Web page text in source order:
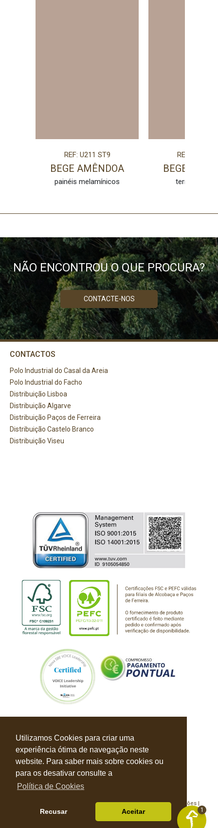
Utilizamos Cookies para criar uma
experiência ótima de navegação neste
website. Para saber mais sobre cookies ou
para os desativar consulte a
Política de Cookies
Recusar Aceitar
REF: U211 ST9
BEGE AMÊNDOA
painéis melamínicos
REF: U211
BEGE
NÃO ENCONTROU O QUE PROCURA?
CONTACTE-NOS
CONTACTOS
Polo Industrial do Casal da Areia
Polo Industrial do Facho
Distribuição Lisboa
Distribuição Algarve
Distribuição Paços de Ferreira
Distribuição Castelo Branco
Distribuição Viseu
Política de Cookies | Livro de Reclamações |
© Balbino & Faustino 2026 Todos os direitos reservados
1